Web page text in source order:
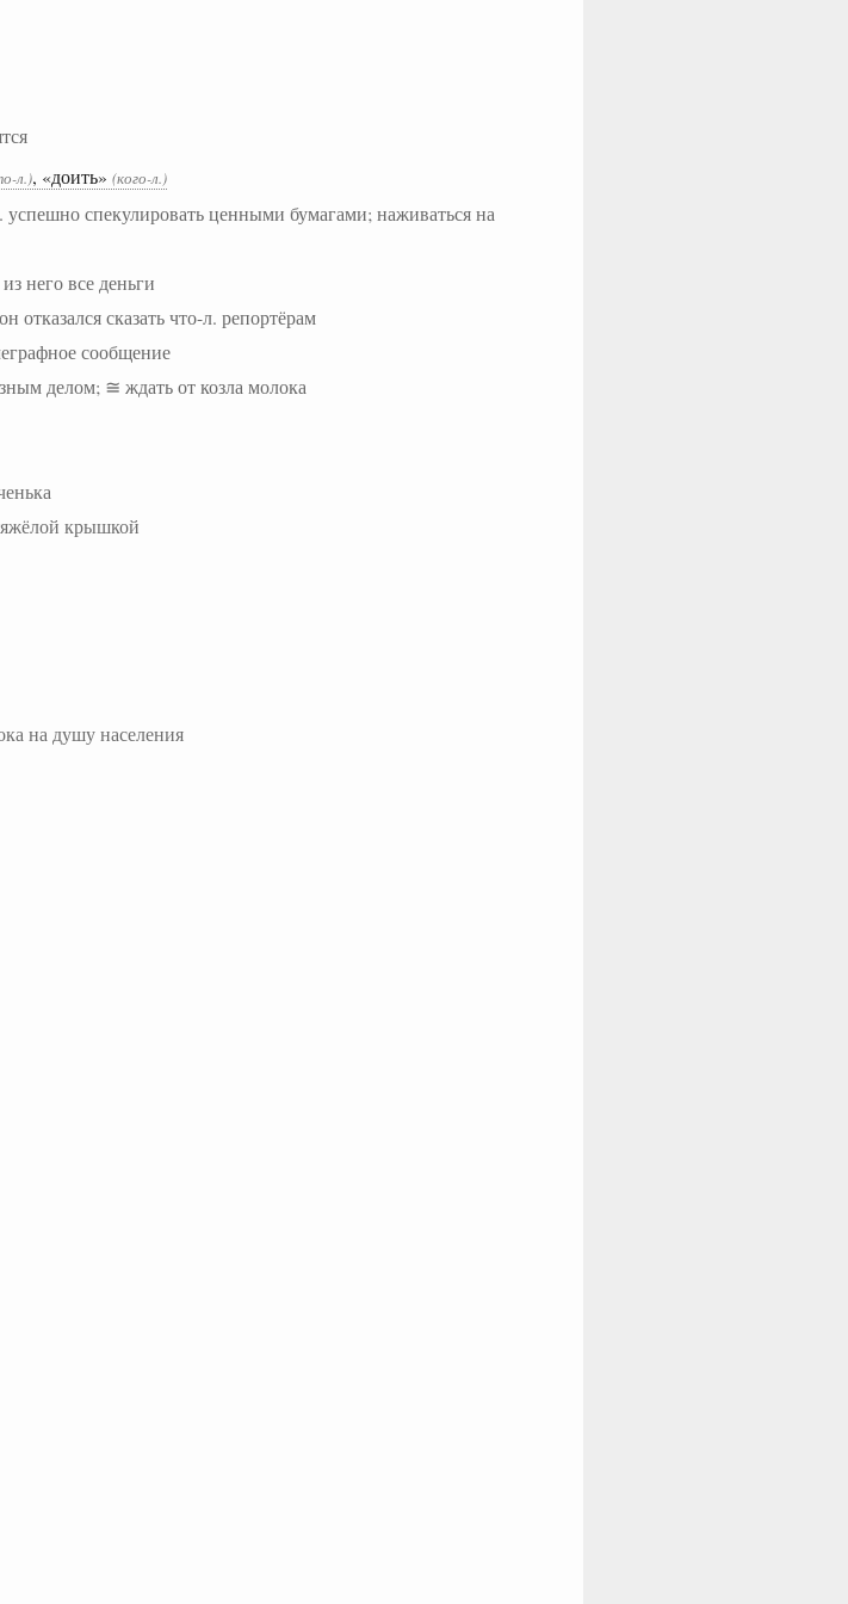
л.), «доить» (кого-л.)
успешно спекулировать ценными бумагами; наживаться на
него все деньги
он отказался сказать что-л. репортёрам
сообщение
делом; ≅ ждать от козла молока
крышкой
на душу населения